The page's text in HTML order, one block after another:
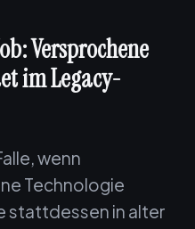
Versprochene
im Legacy-
wenn
Technologie
stattdessen in alter